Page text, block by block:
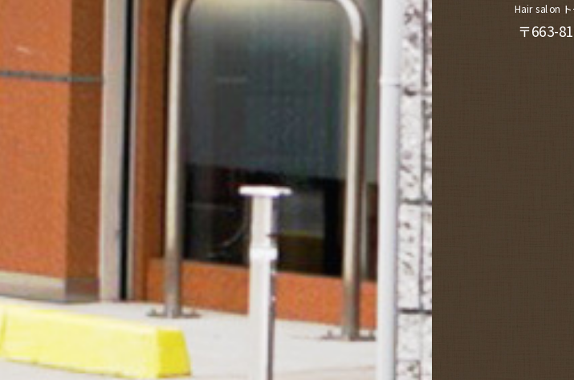
Hair salon ト
〒663-